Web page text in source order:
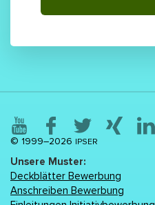
© 1999–2026 IPSER
Unsere Muster:
Deckblätter Bewerbung
Anschreiben Bewerbung